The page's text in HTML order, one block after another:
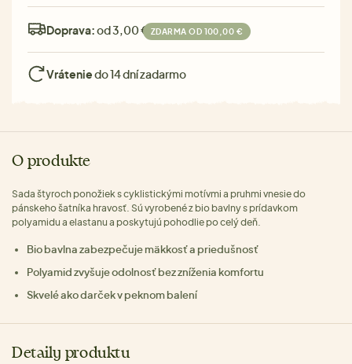
Doprava:od 3,00 € ZDARMA OD 100,00 €
Vráteniedo 14 dní zadarmo
O produkte
Sada štyroch ponožiek s cyklistickými motívmi a pruhmi vnesie do
pánskeho šatníka hravosť. Sú vyrobené z bio bavlny s prídavkom
polyamidu a elastanu a poskytujú pohodlie po celý deň.
Bio bavlna zabezpečuje mäkkosť a priedušnosť
Polyamid zvyšuje odolnosť bez zníženia komfortu
Skvelé ako darček v peknom balení
Detaily produktu